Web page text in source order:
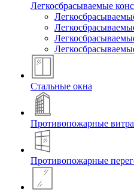
Легкосбрасываемые
Стальные окна
Противопожарные
Противопожарные